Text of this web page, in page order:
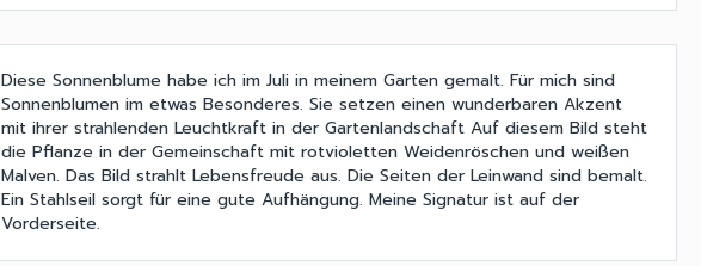
Diese Sonnenblume habe ich im Juli in meinem Garten gemalt. Für mich sind
Sonnenblumen im etwas Besonderes. Sie setzen einen wunderbaren Akzent
mit ihrer strahlenden Leuchtkraft in der Gartenlandschaft Auf diesem Bild steht
die Pflanze in der Gemeinschaft mit rotvioletten Weidenröschen und weißen
Malven. Das Bild strahlt Lebensfreude aus. Die Seiten der Leinwand sind bemalt.
Ein Stahlseil sorgt für eine gute Aufhängung. Meine Signatur ist auf der
Vorderseite.